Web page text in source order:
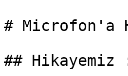
# Microfon'a
## Hikayemiz